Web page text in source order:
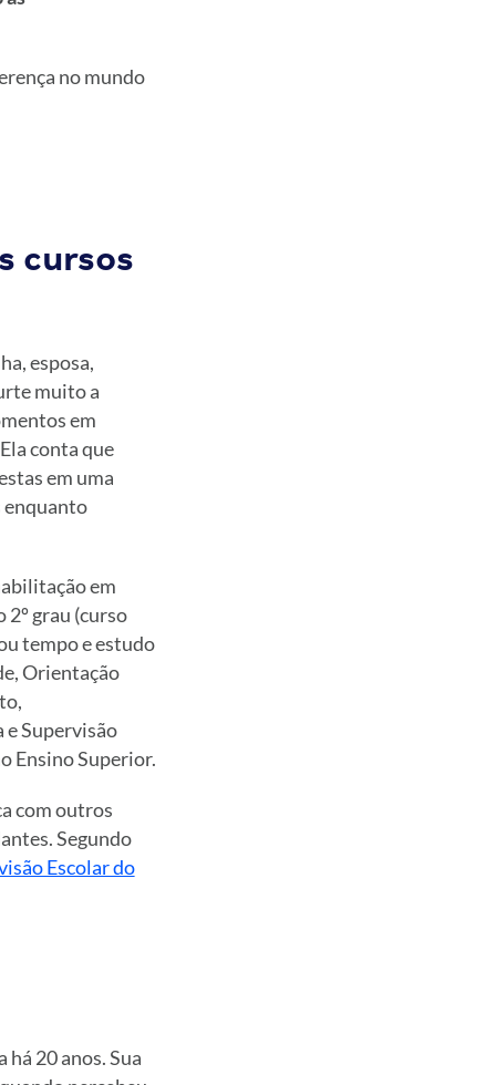
no mundo
cursos
esposa,
muito a
em
conta que
em uma
enquanto
em
2º grau (curso
tempo e estudo
Orientação
e Supervisão
Ensino Superior.
com outros
Segundo
Escolar do
há 20 anos. Sua